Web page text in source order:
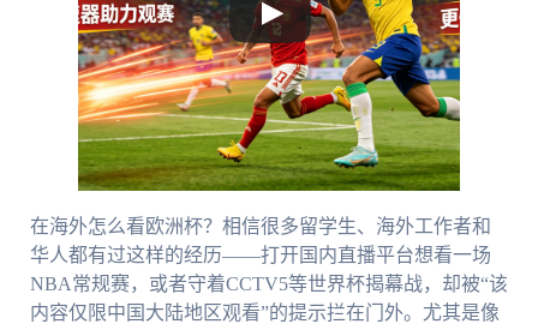
在海外怎么看欧洲杯？相信很多留学生、海外工作者和
华人都有过这样的经历——打开国内直播平台想看一场
NBA常规赛，或者守着CCTV5等世界杯揭幕战，却被“该
内容仅限中国大陆地区观看”的提示拦在门外。尤其是像